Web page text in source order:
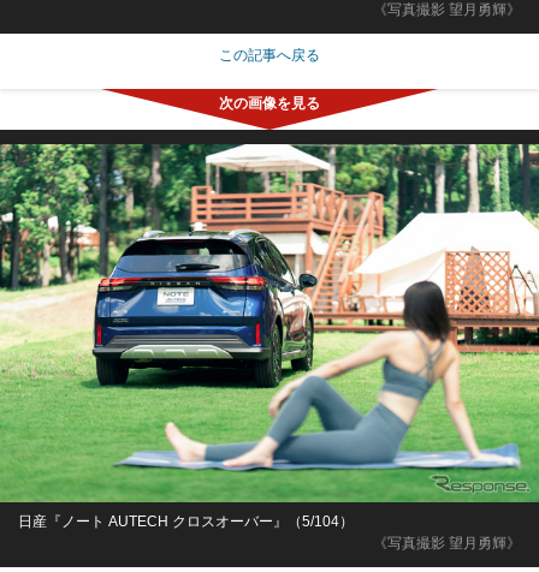
《写真撮影 望月勇輝》
この記事へ戻る
《写真撮影 望月勇輝》
日産『ノート AUTECH クロスオーバー』（5/104）